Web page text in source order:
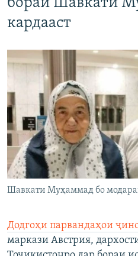
кардааст
Шавкати Муҳаммад бо
Додгоҳи парвандаҳои
маркази Австрия,